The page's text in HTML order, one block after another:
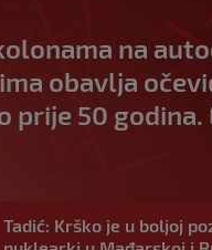
na
obavlja
prije 50 godina.
Tadić: Krško je u boljoj